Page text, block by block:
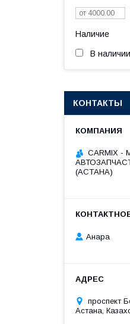
Наличие
В наличии
КОНТАКТЫ
СARMIX -
(АСТАНА)
Анара
проспект
Астана,